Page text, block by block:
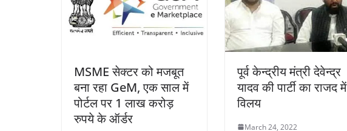
MSME सेक्टर को मजबूत
बना रहा GeM, एक साल में
पोर्टल पर 1 लाख करोड़
रुपये के ऑर्डर
पूर्व केन्द्रीय मंत्री देवेन्द्र
यादव की पार्टी का राजद में
विलय
March 24, 2022